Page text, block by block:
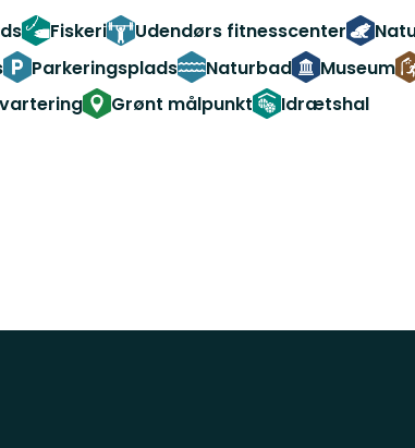
Fiskeri Udendørs fitnesscenter
Parkeringsplads Naturbad Museum
Grønt målpunkt Idrætshal